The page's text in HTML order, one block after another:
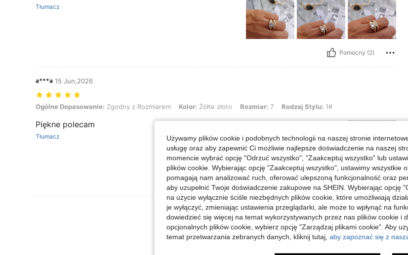
Tłumacz
Pomocny (2)
a***a 15 Jun,2026
Ogólne Dopasowanie: Zgodny z Rozmiarem, Kolor: Żółte złoto, Rozmiar: 7, Rodzaj Stylu: 1#
Ogólne Dopasowanie: Zgodny z Rozmiarem Kolor: Żółte złoto Rozmiar: 7 Rodzaj Stylu: 1#
Piękne polecam
Tłumacz
Pomocny (1)
Zobacz Więcej Opinii
Używamy plików cookie i podobnych technologii na naszej stronie
usługę oraz aby zapewnić Ci możliwie najlepsze doświadczenie na naszej
momencie wybrać opcję "Odrzuć wszystko", "Zaakceptuj wszystko" lub
plików cookie. Wybierając opcję "Zaakceptuj wszystko", ustawimy wszystkie
pomagają nam analizować ruch, oferować ulepszoną funkcjonalność oraz
aby uzupełnić Twoje doświadczenie zakupowe na SHEIN. Wybierając opcję
na użycie wyłącznie ściśle niezbędnych plików cookie, które umożliwiają
je wyłączyć, zmieniając ustawienia przeglądarki, ale może to wpłynąć na
dowiedzieć się więcej na temat wykorzystywanych przez nas plików cookie i
opcjonalnych plików cookie, wybierz opcję "Zarządzaj plikami cookie". Aby
temat przetwarzania zebranych danych, kliknij tutaj, aby zapoznać się z